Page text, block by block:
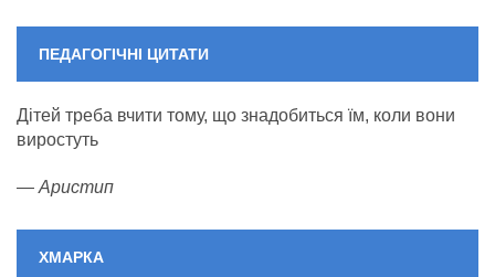
ПЕДАГОГІЧНІ ЦИТАТИ
Дітей треба вчити тому, що знадобиться їм, коли вони
виростуть
— Аристип
ХМАРКА